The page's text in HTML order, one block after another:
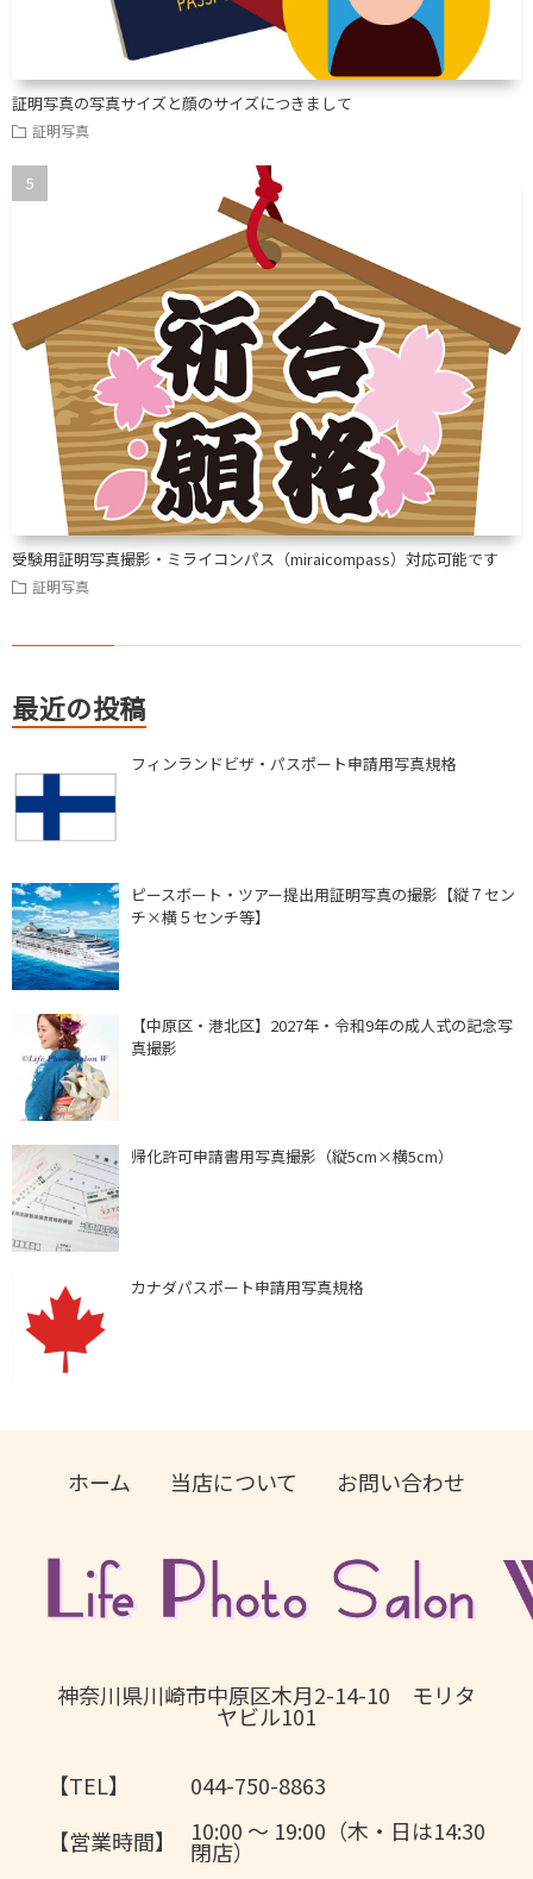
証明写真の写真サイズと顔のサイズにつきまして
証明写真
受験用証明写真撮影・ミライコンパス（miraicompass）対応可能です
証明写真
最近の投稿
フィンランドビザ・パスポート申請用写真規格
ピースボート・ツアー提出用証明写真の撮影【縦７セン
チ×横５センチ等】
【中原区・港北区】2027年・令和9年の成人式の記念写
真撮影
帰化許可申請書用写真撮影（縦5cm×横5cm）
カナダパスポート申請用写真規格
ホーム 当店について お問い合わせ
神奈川県川崎市中原区木月2-14-10 モリタ
ヤビル101
【TEL】
044-750-8863
【営業時間】
10:00 〜 19:00（木・日は14:30
閉店）